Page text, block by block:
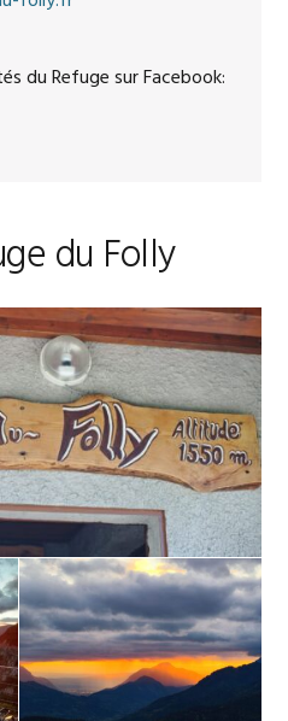
du Refuge sur Facebook:
du Folly